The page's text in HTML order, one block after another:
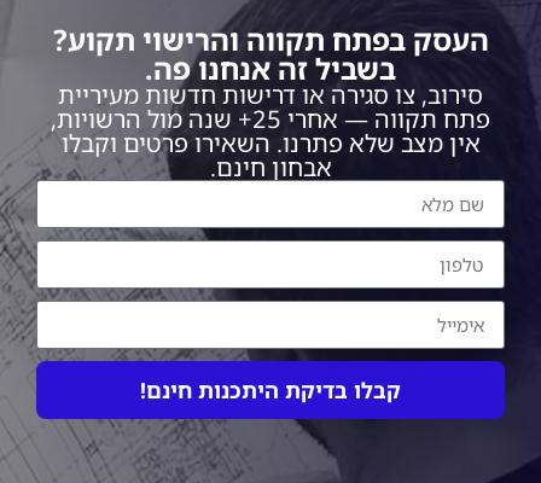
העסק בפתח תקווה והרישוי תקוע?
בשביל זה אנחנו פה.
סירוב, צו סגירה או דרישות חדשות מעיריית
פתח תקווה — אחרי 25+ שנה מול הרשויות,
אין מצב שלא פתרנו. השאירו פרטים וקבלו
אבחון חינם.
קבלו בדיקת היתכנות חינם!